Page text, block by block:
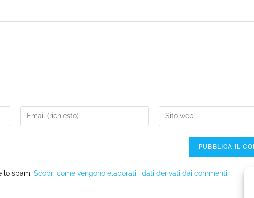
lo spam. Scopri come vengono elaborati i dati derivati dai commenti.